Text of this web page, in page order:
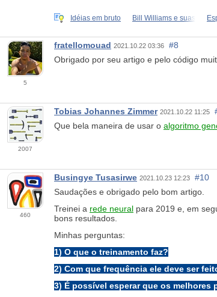
Idéias em bruto Bill Williams e suas
5
fratellomouad 2021.10.22 03:36
#8
Obrigado por seu artigo e pelo código
2007
Tobias Johannes Zimmer 2021.10.22 11:25
Que bela maneira de usar o algoritmo
460
Busingye Tusasirwe 2021.10.23 12:23
#10
Saudações e obrigado pelo bom artigo.
Treinei a rede neural para 2019 e, em
bons resultados.
Minhas perguntas:
1) O que o treinamento faz?
2) Com que frequência ele deve ser
3) É possível esperar que os melhores